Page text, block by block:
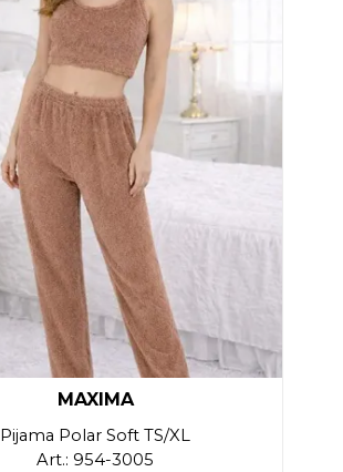
MAXIMA
Pijama Polar Soft TS/XL
Art.: 954-3005